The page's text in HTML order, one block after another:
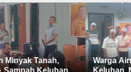
Minyak Tanah,
Warga